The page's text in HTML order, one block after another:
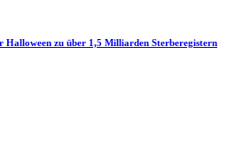
zu über 1,5 Milliarden Sterberegistern